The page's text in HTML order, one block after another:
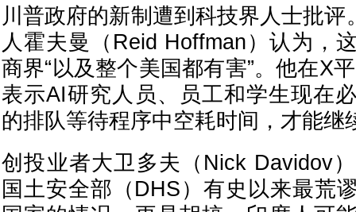
川普政府的新制遭到科技界人士批
人霍夫曼（Reid Hoffman）认为，
商界“以及整个美国都有害”。他在X
表示AI研究人员、员工和学生现在
的排队等待程序中空耗时间，才能继
创投业者大卫多夫（Nick Davidov
国土安全部（DHS）有史以来最荒